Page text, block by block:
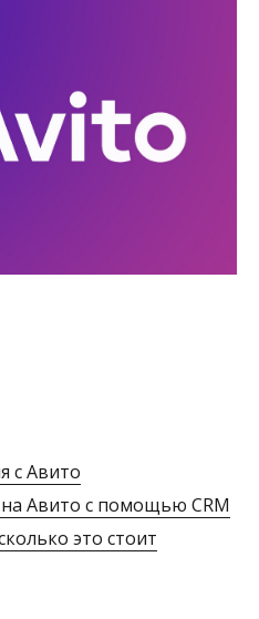
с Авито
Авито с помощью CRM
это стоит